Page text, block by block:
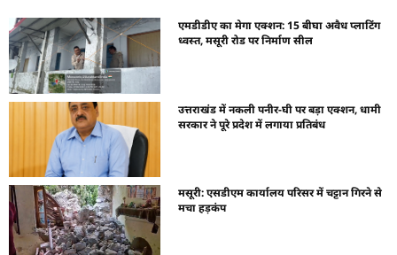
एमडीडीए का मेगा एक्शन: 15 बीघा अवैध प्लाटिंग
ध्वस्त, मसूरी रोड पर निर्माण सील
उत्तराखंड में नकली पनीर-घी पर बड़ा एक्शन, धामी
सरकार ने पूरे प्रदेश में लगाया प्रतिबंध
मसूरी: एसडीएम कार्यालय परिसर में चट्टान गिरने से
मचा हड़कंप